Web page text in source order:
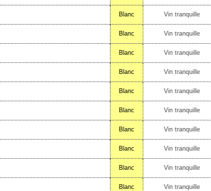
Blanc Vin tranquille
Blanc Vin tranquille
Blanc Vin tranquille
Blanc Vin tranquille
Blanc Vin tranquille
Blanc Vin tranquille
Blanc Vin tranquille
Blanc Vin tranquille
Blanc Vin tranquille
Blanc Vin tranquille